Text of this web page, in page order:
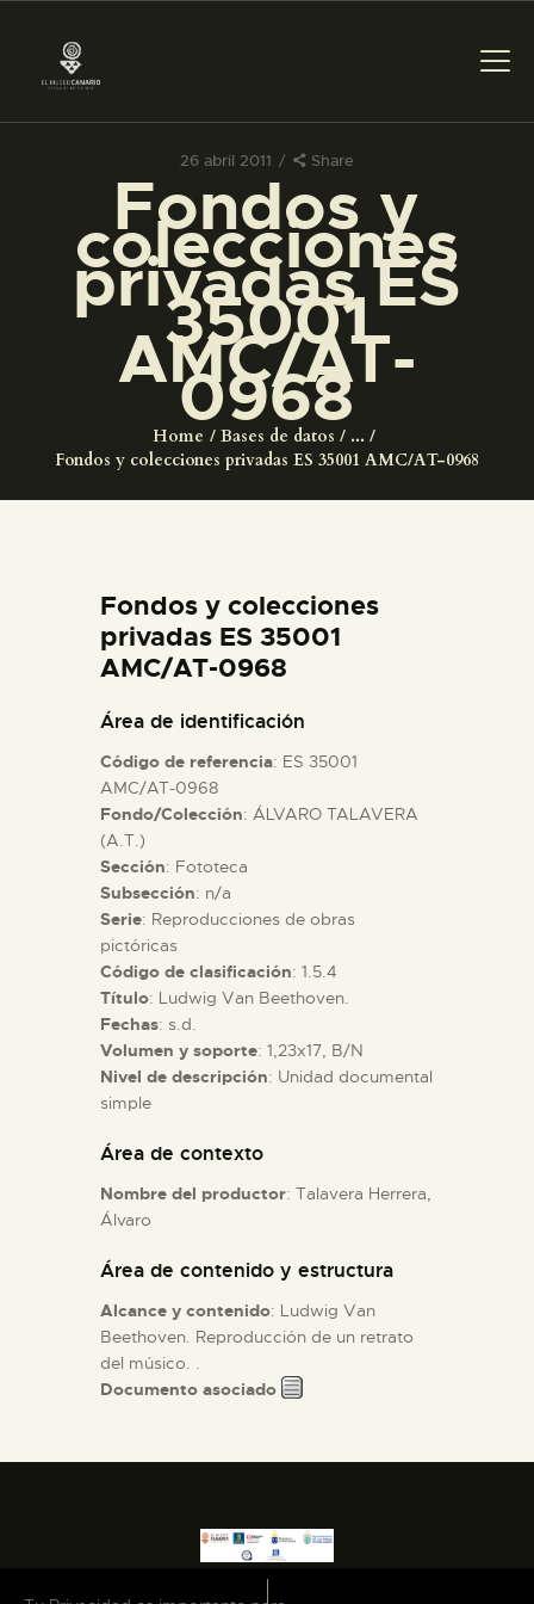
26 abril 2011 Share
Fondos y
colecciones
privadas ES
35001
AMC/AT-
0968
Home Bases de datos
...
Fondos y colecciones privadas ES 35001 AMC/AT-0968
PREPARAR LA VISITA
ACTIVIDADES
EL MUSEO
ESPAÑOL
ACTIVIDADES
█
EL MUSEO
COLECCIONES
DIDÁCTICA
Fondos y colecciones
privadas ES 35001
AMC/AT-0968
Área de identificación
Código de referencia: ES 35001
AMC/AT-0968
Fondo/Colección: ÁLVARO TALAVERA
(A.T.)
Sección: Fototeca
Subsección: n/a
Serie: Reproducciones de obras
pictóricas
Código de clasificación: 1.5.4
Título: Ludwig Van Beethoven.
Fechas: s.d.
Volumen y soporte: 1,23x17, B/N
Nivel de descripción: Unidad documental
simple
Área de contexto
Nombre del productor: Talavera Herrera,
Álvaro
Área de contenido y estructura
Alcance y contenido: Ludwig Van
Beethoven. Reproducción de un retrato
del músico. .
Documento asociado